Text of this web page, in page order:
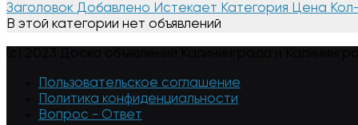
Заголовок Добавлено Истекает Категория Цена
В этой категории нет объявлений
Пользовательское соглашение
Политика конфиденциальности
Вопрос - Ответ